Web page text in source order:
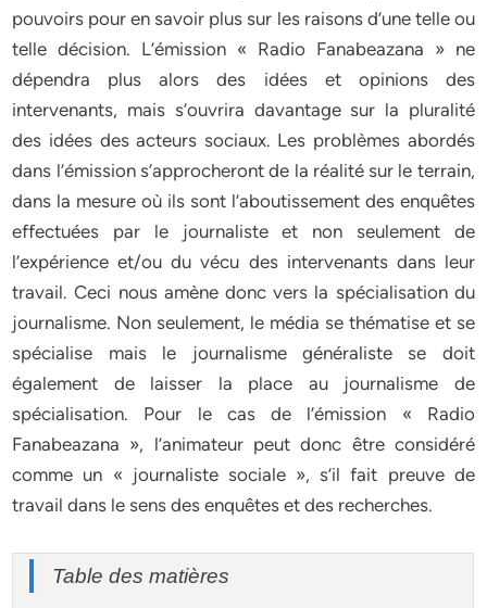
pouvoirs pour en savoir plus sur les raisons d’une telle ou
telle décision. L’émission « Radio Fanabeazana » ne
dépendra plus alors des idées et opinions des
intervenants, mais s’ouvrira davantage sur la pluralité
des idées des acteurs sociaux. Les problèmes abordés
dans l’émission s’approcheront de la réalité sur le terrain,
dans la mesure où ils sont l’aboutissement des enquêtes
effectuées par le journaliste et non seulement de
l’expérience et/ou du vécu des intervenants dans leur
travail. Ceci nous amène donc vers la spécialisation du
journalisme. Non seulement, le média se thématise et se
spécialise mais le journalisme généraliste se doit
également de laisser la place au journalisme de
spécialisation. Pour le cas de l’émission « Radio
Fanabeazana », l’animateur peut donc être considéré
comme un « journaliste sociale », s’il fait preuve de
travail dans le sens des enquêtes et des recherches.
Table des matières